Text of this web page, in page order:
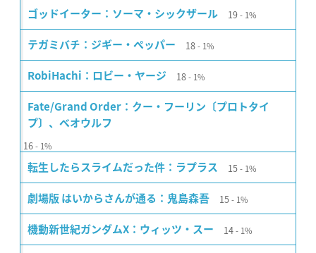
ゴッドイーター：ソーマ・シックザール 19 1%
テガミバチ：ジギー・ペッパー 18 1%
RobiHachi：ロビー・ヤージ 18 1%
Fate/Grand Order：クー・フーリン〔プロトタイ
プ〕、ベオウルフ
16 1%
転生したらスライムだった件：ラプラス 15 1%
劇場版 はいからさんが通る：鬼島森吾 15 1%
機動新世紀ガンダムX：ウィッツ・スー 14 1%